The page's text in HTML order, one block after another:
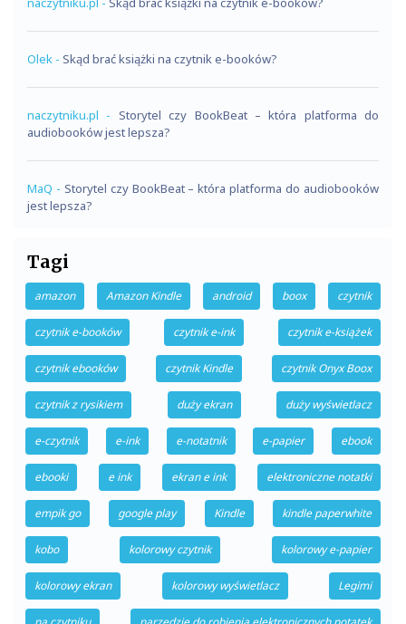
Olek - Skąd brać książki na czytnik e-booków?
naczytniku.pl - Storytel czy BookBeat – która platforma do
audiobooków jest lepsza?
MaQ - Storytel czy BookBeat – która platforma do audiobooków
jest lepsza?
Tagi
amazon Amazon Kindle android boox czytnik
czytnik e-booków czytnik e-ink czytnik e-książek
czytnik ebooków czytnik Kindle czytnik Onyx Boox
czytnik z rysikiem duży ekran duży wyświetlacz
e-czytnik e-ink e-notatnik e-papier ebook
ebooki e ink ekran e ink elektroniczne notatki
empik go google play Kindle kindle paperwhite
kobo kolorowy czytnik kolorowy e-papier
kolorowy ekran kolorowy wyświetlacz Legimi